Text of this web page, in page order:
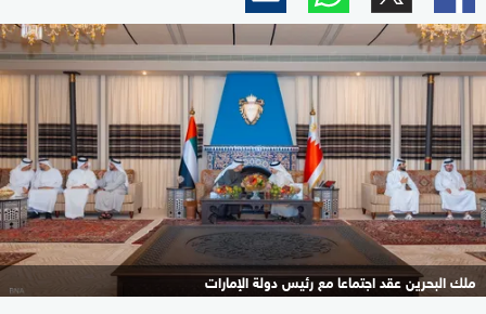
ملك البحرين عقد اجتماعا مع رئيس دولة الإمارات